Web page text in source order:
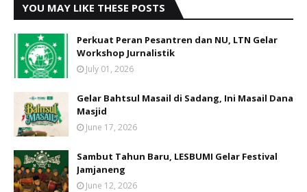
YOU MAY LIKE THESE POSTS
Perkuat Peran Pesantren dan NU, LTN Gelar
Workshop Jurnalistik
July 01, 2026
Gelar Bahtsul Masail di Sadang, Ini Masail Dana
Masjid
June 17, 2026
Sambut Tahun Baru, LESBUMI Gelar Festival
Jamjaneng
June 12, 2026